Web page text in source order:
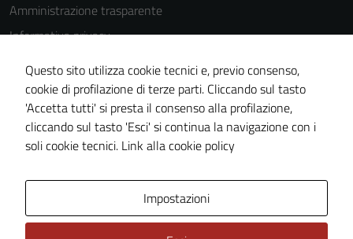
Amministrazione trasparente
Informativa privacy
Cookie Policy
Note legali
Dichiarazione di accessibilità
Piano di miglioramento del sito
Questo sito utilizza cookie tecnici e, previo consenso,
cookie di profilazione di terze parti. Cliccando sul tasto
'Accetta tutti' si presta il consenso alla profilazione,
cliccando sul tasto 'Esci' si continua la navigazione con i
soli cookie tecnici. Link alla cookie policy
Impostazioni